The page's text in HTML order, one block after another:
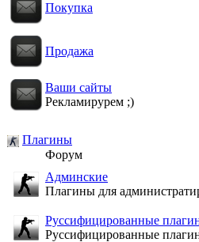
Покупка
Продажа
Ваши сайты
Рекламирурем ;)
Плагины
Форум
Админские
Плагины для
Руссифицированные
Руссифицированные